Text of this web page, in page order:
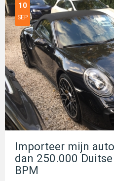
10
SEP
Importeer mijn
dan 250.000
BPM